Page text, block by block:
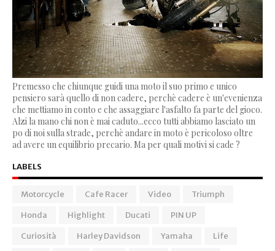
Premesso che chiunque guidi una moto il suo primo e unico
pensiero sarà quello di non cadere, perchè cadere è un'evenienza
che mettiamo in conto e che assaggiare l'asfalto fa parte del gioco.
Alzi la mano chi non è mai caduto...ecco tutti abbiamo lasciato un
po di noi sulla strade, perchè andare in moto è pericoloso oltre
ad avere un equilibrio precario. Ma per quali motivi si cade ?
LABELS
Motorcycle Cafe Racer Video
Triumph
Honda
Highlight Ducati
PIN UP
Curiosità
Harley Davidson Yamaha
Life